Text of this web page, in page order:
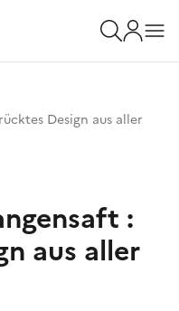
Design aus aller
:
aus aller